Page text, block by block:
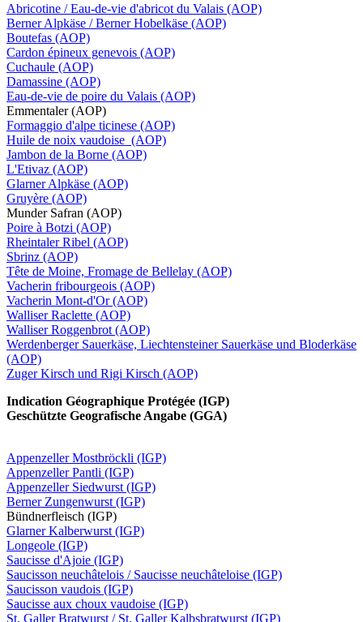
Abricotine / Eau-de-vie d'abricot du Valais (AOP)
Berner Alpkäse / Berner Hobelkäse (AOP)
Boutefas (AOP)
Cardon épineux genevois (AOP)
Cuchaule (AOP)
Damassine (AOP)
Eau-de-vie de poire du Valais (AOP)
Emmentaler (AOP)
Formaggio d'alpe ticinese (AOP)
Huile de noix vaudoise (AOP)
Jambon de la Borne (AOP)
L'Etivaz (AOP)
Glarner Alpkäse (AOP)
Gruyère (AOP)
Munder Safran (AOP)
Poire à Botzi (AOP)
Rheintaler Ribel (AOP)
Sbrinz (AOP)
Tête de Moine, Fromage de Bellelay (AOP)
Vacherin fribourgeois (AOP)
Vacherin Mont-d'Or (AOP)
Walliser Raclette (AOP)
Walliser Roggenbrot (AOP)
Werdenberger Sauerkäse, Liechtensteiner Sauerkäse und Bloderkäse
(AOP)
Zuger Kirsch und Rigi Kirsch (AOP)
Indication Géographique Protégée (IGP)
Geschützte Geografische Angabe (GGA)
Appenzeller Mostbröckli (IGP)
Appenzeller Pantli (IGP)
Appenzeller Siedwurst (IGP)
Berner Zungenwurst (IGP)
Bündnerfleisch (IGP)
Glarner Kalberwurst (IGP)
Longeole (IGP)
Saucisse d'Ajoie (IGP)
Saucisson neuchâtelois / Saucisse neuchâteloise (IGP)
Saucisson vaudois (IGP)
Saucisse aux choux vaudoise (IGP)
St. Galler Bratwurst / St. Galler Kalbsbratwurst (IGP)